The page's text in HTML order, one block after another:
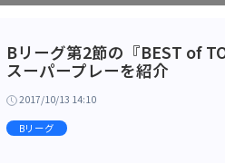
Bリーグ第2節の『BEST of
スーパープレーを紹介
2017/10/13 14:10
Bリーグ